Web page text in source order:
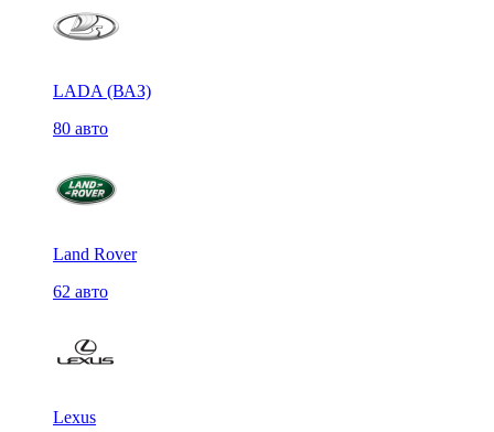
LADA (ВАЗ)
80 авто
Land Rover
62 авто
Lexus